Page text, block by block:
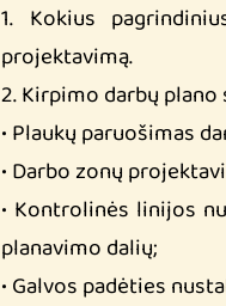
1. Kokius
projektavimą.
2. Kirpimo darbų plano
• Plaukų paruošimas
• Darbo zonų
• Kontrolinės linijos
planavimo dalių;
• Galvos padėties